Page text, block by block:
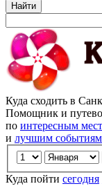
Найти
Куда сходить в
Помощник и
по интересным
и лучшим событиям
Куда пойти сегодня